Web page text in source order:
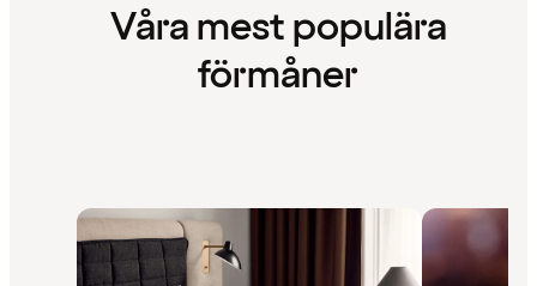
Våra mest populära
förmåner